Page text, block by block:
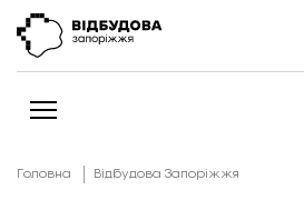
Головна Відбудова Запоріжжя